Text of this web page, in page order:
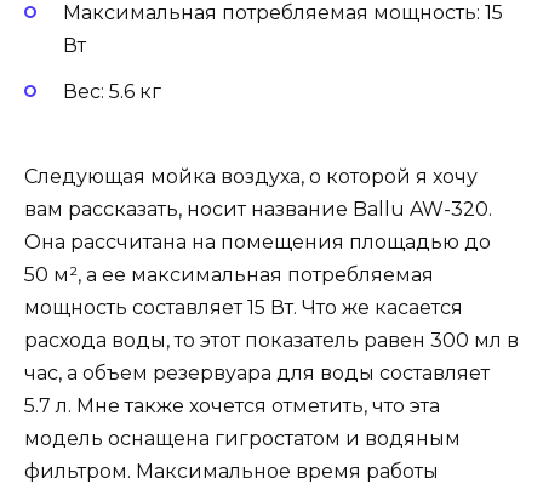
Максимальная потребляемая мощность: 15
Вт
Вес: 5.6 кг
Следующая мойка воздуха, о которой я хочу
вам рассказать, носит название Ballu AW-320.
Она рассчитана на помещения площадью до
50 м², а ее максимальная потребляемая
мощность составляет 15 Вт. Что же касается
расхода воды, то этот показатель равен 300 мл в
час, а объем резервуара для воды составляет
5.7 л. Мне также хочется отметить, что эта
модель оснащена гигростатом и водяным
фильтром. Максимальное время работы